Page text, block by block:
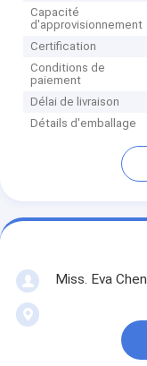
Capacité
d'approvisionnement
Certification
Conditions de
paiement
Délai de livraison
Détails d'emballage
Miss. Eva Chen